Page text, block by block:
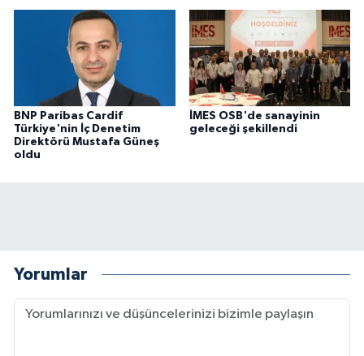
BNP Paribas Cardif
Türkiye'nin İç Denetim
Direktörü Mustafa Güneş
oldu
İMES OSB'de sanayinin
geleceği şekillendi
Yorumlar